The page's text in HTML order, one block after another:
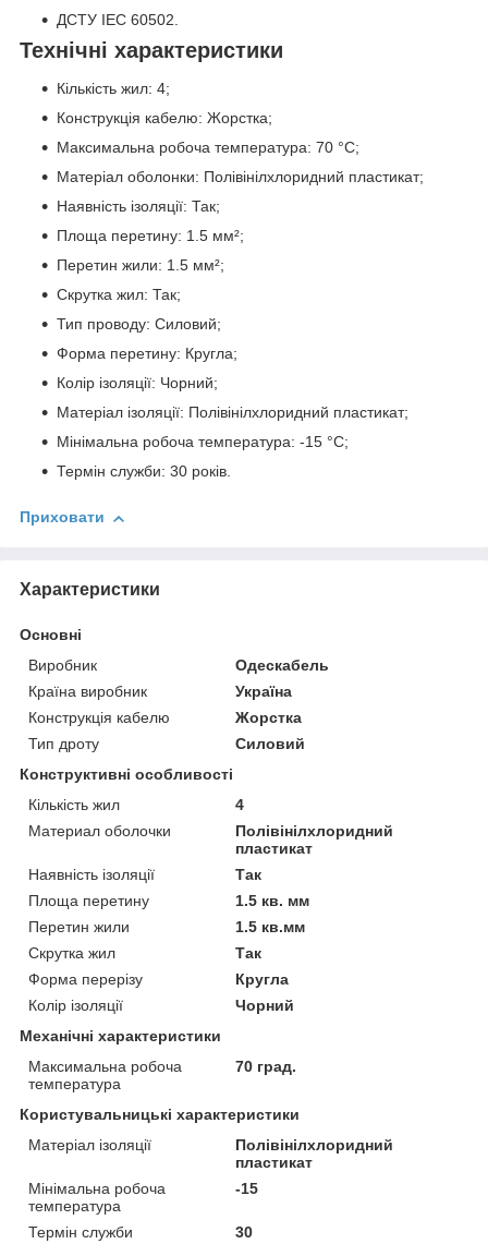
ДСТУ IEC 60502.
Технічні характеристики
Кількість жил: 4;
Конструкція кабелю: Жорстка;
Максимальна робоча температура: 70 °C;
Матеріал оболонки: Полівінілхлоридний пластикат;
Наявність ізоляції: Так;
Площа перетину: 1.5 мм²;
Перетин жили: 1.5 мм²;
Скрутка жил: Так;
Тип проводу: Силовий;
Форма перетину: Кругла;
Колір ізоляції: Чорний;
Матеріал ізоляції: Полівінілхлоридний пластикат;
Мінімальна робоча температура: -15 °C;
Термін служби: 30 років.
Приховати
Характеристики
Основні
Виробник
Одескабель
Країна виробник
Україна
Конструкція кабелю
Жорстка
Тип дроту
Силовий
Конструктивні особливості
Кількість жил
4
Материал оболочки
Полівінілхлоридний
пластикат
Наявність ізоляції
Так
Площа перетину
1.5 кв. мм
Перетин жили
1.5 кв.мм
Скрутка жил
Так
Форма перерізу
Кругла
Колір ізоляції
Чорний
Механічні характеристики
Максимальна робоча
температура
70 град.
Користувальницькі характеристики
Матеріал ізоляції
Полівінілхлоридний
пластикат
Мінімальна робоча
температура
-15
Термін служби 30